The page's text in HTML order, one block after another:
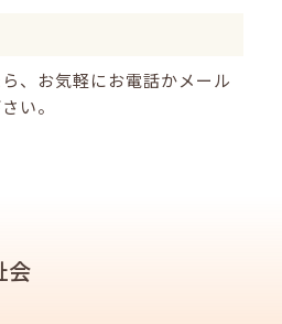
、お気軽にお電話かメール
い。
会